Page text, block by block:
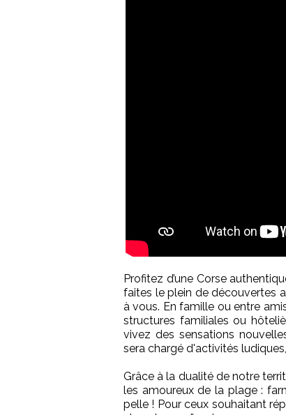
Profitez d’une Corse
faites le plein de découvertes
à vous. En famille ou entre
structures familiales ou
vivez des sensations
sera chargé d'activités
Grâce à la dualité de notre
les amoureux de la plage :
pelle ! Pour ceux souhaitant